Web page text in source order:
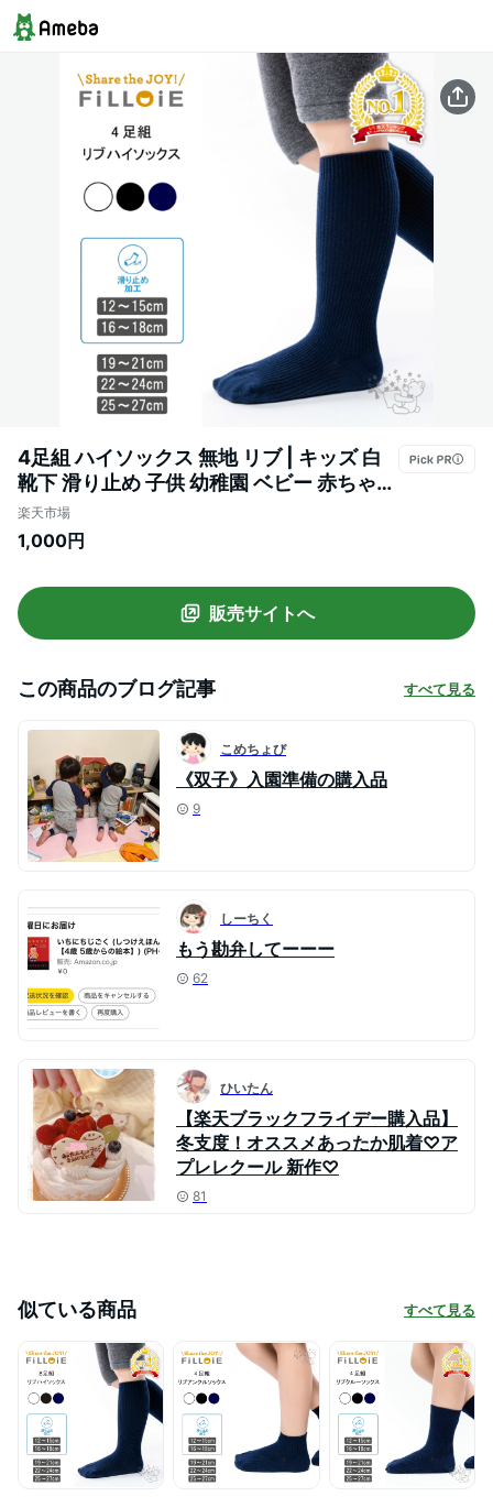
4足組 ハイソックス 無地 リブ | キッズ 白
靴下 滑り止め 子供 幼稚園 ベビー 赤ちゃん
子ども 女の子 男の子 小学生 ソックス スク
ール 幼児 中学生 スクールソックス 小学校
13 14 15 16 17 18 19 20 21 22 23 24 25
26 27 cm
楽天市場
1,000円
販売サイトへ
この商品のブログ記事 すべて見る
こめちょび
《双子》入園準備の購入品
9
しーちく
もう勘弁してーーー
62
ひいたん
【楽天ブラックフライデー購入品】
冬支度！オススメあったか肌着♡ア
プレレクール 新作♡
81
似ている商品 すべて見る